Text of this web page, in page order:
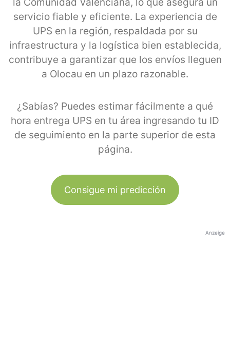
servicio fiable y eficiente. La experiencia de
UPS en la región, respaldada por su
infraestructura y la logística bien establecida,
contribuye a garantizar que los envíos lleguen
a Olocau en un plazo razonable.
¿Sabías? Puedes estimar fácilmente a qué
hora entrega UPS en tu área ingresando tu ID
de seguimiento en la parte superior de esta
página.
Consigue mi predicción
Anzeige